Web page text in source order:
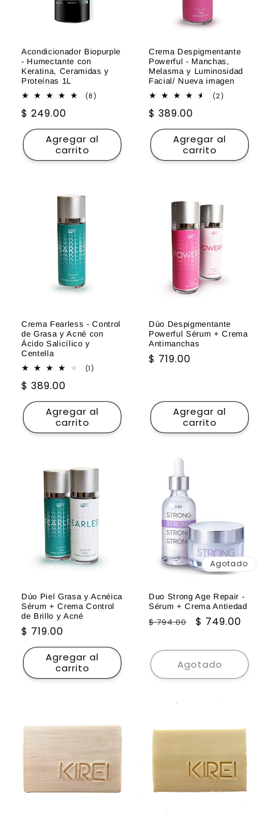
Acondicionador Biopurple
- Humectante con
Keratina, Ceramidas y
Proteínas 1L
(8)
Precio
habitual
$ 249.00
Agregar al
carrito
Crema Despigmentante
Powerful - Manchas,
Melasma y Luminosidad
Facial/ Nueva imagen
(2)
Precio
habitual
$ 389.00
Agregar al
carrito
Crema Fearless - Control
de Grasa y Acné con
Ácido Salicílico y
Centella
(1)
Precio
habitual
$ 389.00
Agregar al
carrito
Dúo Despigmentante
Powerful Sérum + Crema
Antimanchas
Precio
$ 719.00
Agregar al
carrito
Dúo Piel Grasa y Acnéica
Sérum + Crema Control
de Brillo y Acné
Precio
habitual
$ 719.00
Agregar al
carrito
Agotado
Duo Strong Age Repair -
Sérum + Crema Antiedad
Precio
$ 794.00
Precio
oferta
$ 749.00
Agotado